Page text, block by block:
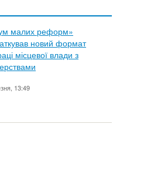
малих реформ»
новий формат
місцевої влади з
13:49